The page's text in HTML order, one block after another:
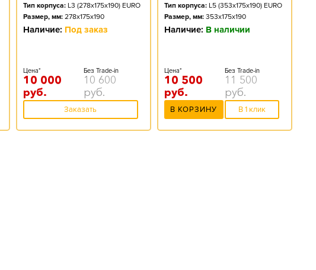
Тип корпуса: L3 (278x175x190) EURO
Размер, мм: 278x175x190
Наличие: Под заказ
Цена*
10 000
руб.
Без Trade-in
10 600
руб.
Заказать
Тип корпуса: L5 (353x175x190) EURO
Размер, мм: 353x175x190
Наличие: В наличии
Цена*
10 500
руб.
Без Trade-in
11 500
руб.
В КОРЗИНУ В 1 клик